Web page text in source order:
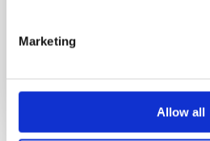
Marketing
Allow all
& estragon 135,-